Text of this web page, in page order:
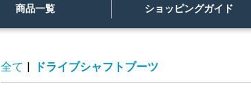
商品一覧 ショッピングガイド
全て ドライブシャフトブーツ